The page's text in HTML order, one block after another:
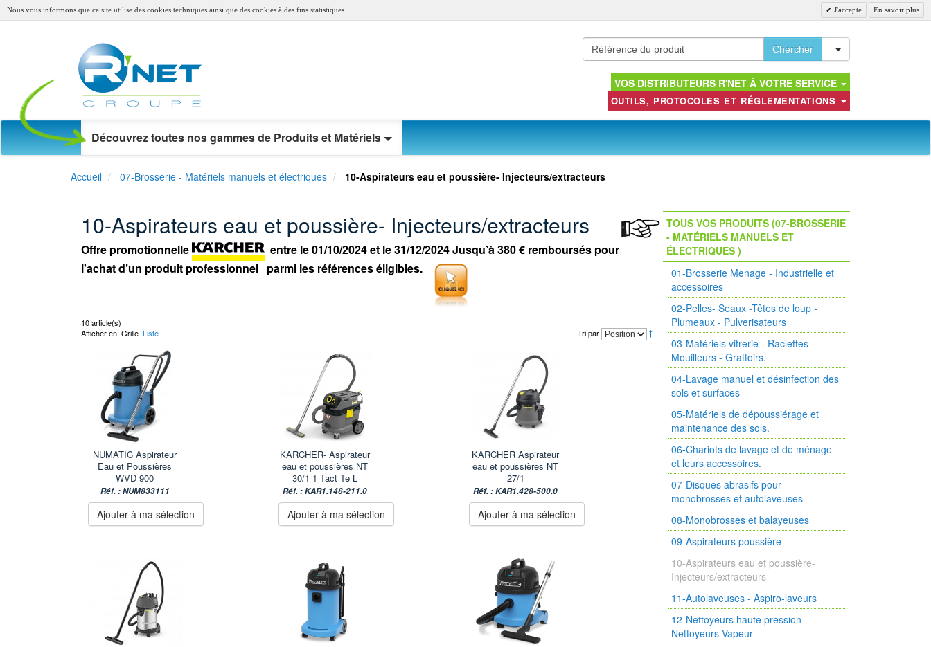
Nous vous informons que ce site utilise des cookies techniques ainsi que des cookies à des fins statistiques. J'accepte En savoir plus
Chercher Toggle Dropdown
VOS DISTRIBUTEURS R'NET À VOTRE SERVICE
OUTILS, PROTOCOLES ET RÉGLEMENTATIONS
Découvrez toutes nos gammes de Produits et Matériels
Accueil 07-Brosserie - Matériels manuels et électriques 10-Aspirateurs eau et poussière- Injecteurs/extracteurs
10-Aspirateurs eau et poussière- Injecteurs/extracteurs
Offre promotionnelle entre le 01/10/2024 et le 31/12/2024 Jusqu’à 380€ remboursés pour
l'achat d’un produit professionnel parmi les références éligibles.
10 article(s)
Afficher en: Grille Liste Tri par
NUMATIC Aspirateur
Eau et Poussières
WVD 900
Réf. : NUM833111
Ajouter à ma sélection
KARCHER- Aspirateur
eau et poussières NT
30/1 1 Tact Te L
Réf. : KAR1.148-211.0
Ajouter à ma sélection
KARCHER Aspirateur
eau et poussières NT
27/1
Réf. : KAR1.428-500.0
Ajouter à ma sélection
TOUS VOS PRODUITS (07-BROSSERIE
- MATÉRIELS MANUELS ET
ÉLECTRIQUES )
01-Brosserie Menage - Industrielle et
accessoires
02-Pelles- Seaux -Têtes de loup -
Plumeaux - Pulverisateurs
03-Matériels vitrerie - Raclettes -
Mouilleurs - Grattoirs.
04-Lavage manuel et désinfection des
sols et surfaces
05-Matériels de dépoussiérage et
maintenance des sols.
06-Chariots de lavage et de ménage
et leurs accessoires.
07-Disques abrasifs pour
monobrosses et autolaveuses
08-Monobrosses et balayeuses
09-Aspirateurs poussière
10-Aspirateurs eau et poussière-
Injecteurs/extracteurs
11-Autolaveuses - Aspiro-laveurs
12-Nettoyeurs haute pression -
Nettoyeurs Vapeur